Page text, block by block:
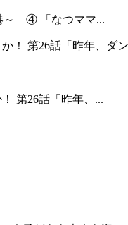
～ ④ 「なつママ...
第26話「昨年、...